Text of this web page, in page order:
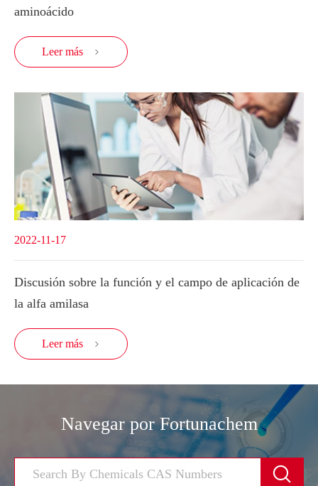
aminoácido
Leer más 
2022-11-17
Discusión sobre la función y el campo de aplicación de
la alfa amilasa
Leer más 
Navegar por Fortunachem
